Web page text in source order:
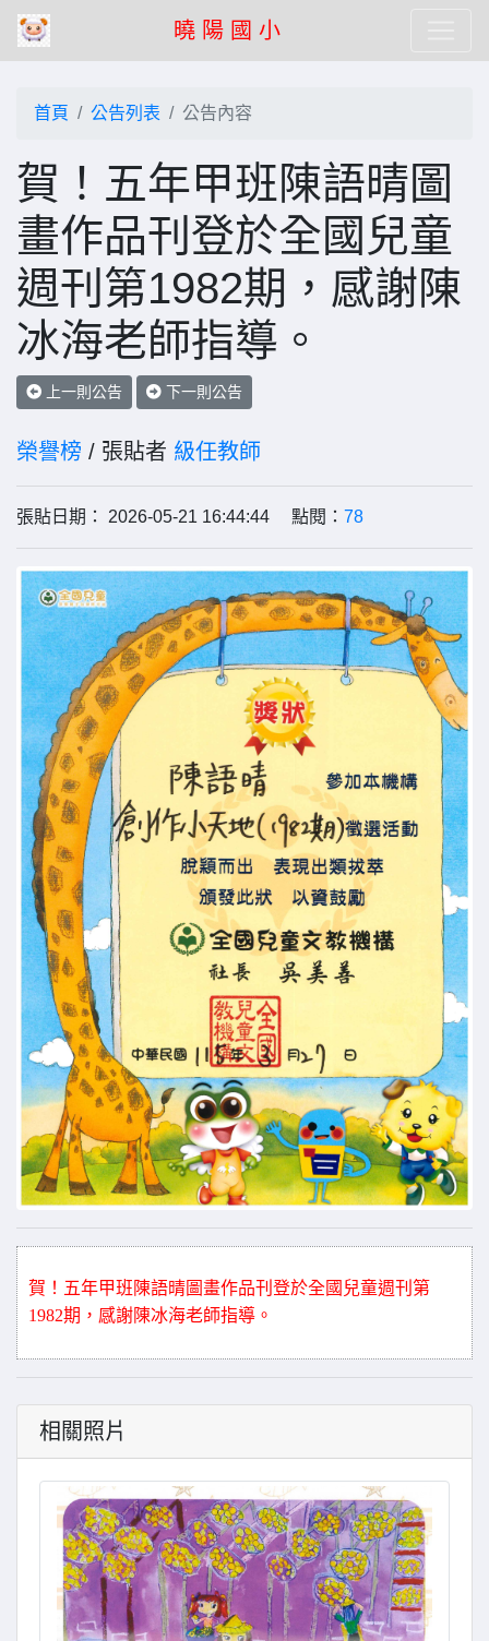
曉 陽 國 小
首頁 公告列表 公告內容
賀！五年甲班陳語晴圖
畫作品刊登於全國兒童
週刊第1982期，感謝陳
冰海老師指導。
上一則公告 下一則公告
榮譽榜 / 張貼者 級任教師
張貼日期： 2026-05-21 16:44:44 點閱： 78
賀！五年甲班陳語晴圖畫作品刊登於全國兒童週刊第
1982期 ，感謝陳冰海老師指導。
相關照片